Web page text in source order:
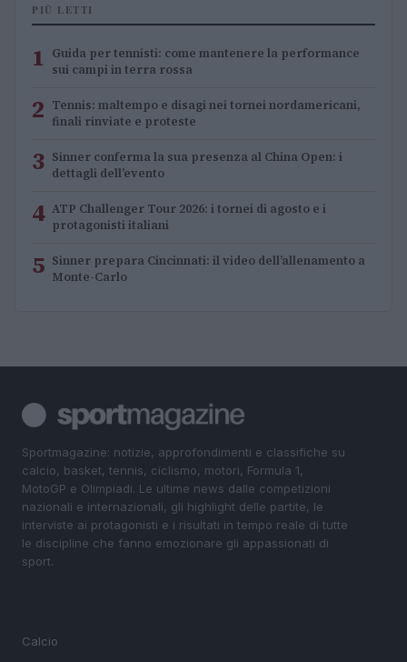
PIÙ LETTI
1 Guida per tennisti: come mantenere la performance
sui campi in terra rossa
2 Tennis: maltempo e disagi nei tornei nordamericani,
finali rinviate e proteste
3 Sinner conferma la sua presenza al China Open: i
dettagli dell’evento
4 ATP Challenger Tour 2026: i tornei di agosto e i
protagonisti italiani
5 Sinner prepara Cincinnati: il video dell’allenamento a
Monte-Carlo
Sportmagazine: notizie, approfondimenti e classifiche su
calcio, basket, tennis, ciclismo, motori, Formula 1,
MotoGP e Olimpiadi. Le ultime news dalle competizioni
nazionali e internazionali, gli highlight delle partite, le
interviste ai protagonisti e i risultati in tempo reale di tutte
le discipline che fanno emozionare gli appassionati di
sport.
Calcio